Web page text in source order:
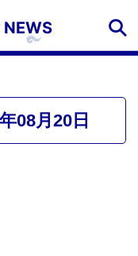
NEWS
08月20日